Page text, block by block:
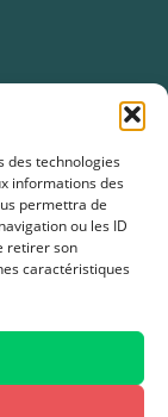
des technologies
informations des
permettra de
ou les ID
retirer son
caractéristiques